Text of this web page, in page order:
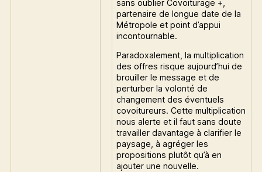
sans oublier Covoiturage +,
partenaire de longue date de la
Métropole et point d’appui
incontournable.
Paradoxalement, la multiplication
des offres risque aujourd’hui de
brouiller le message et de
perturber la volonté de
changement des éventuels
covoitureurs. Cette multiplication
nous alerte et il faut sans doute
travailler davantage à clarifier le
paysage, à agréger les
propositions plutôt qu’à en
ajouter une nouvelle.